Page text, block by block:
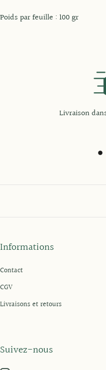
Poids par feuille : 100 gr
Livraison
Informations
Contact
CGV
Livraisons et retours
Suivez-nous